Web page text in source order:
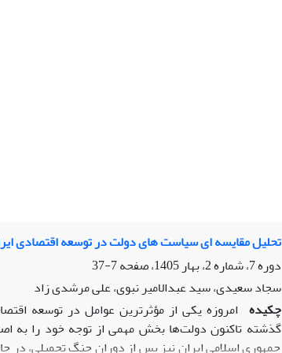
تحلیل مقایسه ای سیاست های دولت در توسعه اقتصادی ایران(1392-1368) بر اساس اقتصاد
دوره 7، شماره 2، بهار 1405، صفحه
7-37
سجاد سعیدی، سید عبدالامیر نبوی، علی مرشدی زاد
چکیده امروزه یکی از مؤثرترین عوامل در توسعه
گذشته تاکنون دولت‌ها بخش مهمی از توجه خود را به
جمهوری اسلامی ایران نیز پس از دوران جنگ تحمیلی، در